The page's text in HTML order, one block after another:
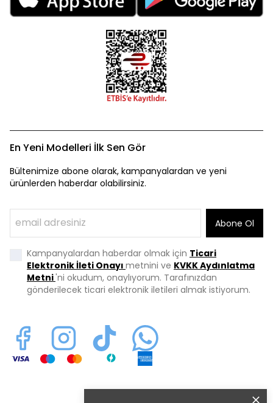
En Yeni Modelleri İlk Sen Gör
Bültenimize abone olarak, kampanyalardan ve yeni
ürünlerden haberdar olabilirsiniz.
Abone Ol
Kampanyalardan haberdar olmak için Ticari
Elektronik İleti Onayı metnini ve KVKK Aydınlatma
Metni'ni okudum, onaylıyorum. Tarafınızdan
gönderilecek ticari elektronik iletileri almak istiyorum.